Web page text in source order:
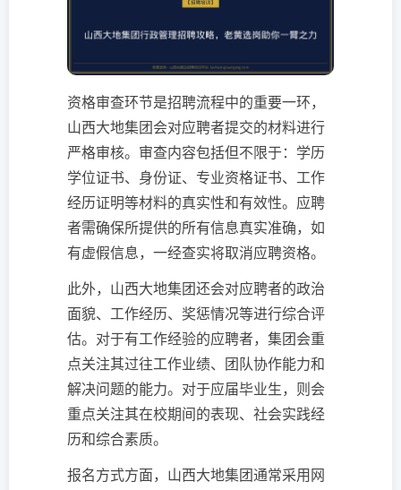
资格审查环节是招聘流程中的重要一环，
山西大地集团会对应聘者提交的材料进行
严格审核。审查内容包括但不限于：学历
学位证书、身份证、专业资格证书、工作
经历证明等材料的真实性和有效性。应聘
者需确保所提供的所有信息真实准确，如
有虚假信息，一经查实将取消应聘资格。
此外，山西大地集团还会对应聘者的政治
面貌、工作经历、奖惩情况等进行综合评
估。对于有工作经验的应聘者，集团会重
点关注其过往工作业绩、团队协作能力和
解决问题的能力。对于应届毕业生，则会
重点关注其在校期间的表现、社会实践经
历和综合素质。
报名方式方面，山西大地集团通常采用网